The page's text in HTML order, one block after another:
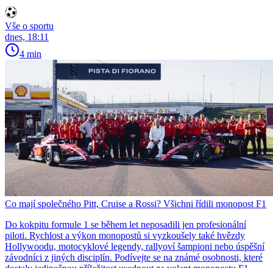
Vše o sportu
dnes, 18:11
4 min
Co mají společného Pitt, Cruise a Rossi? Všichni řídili monopost F1
Do kokpitu formule 1 se během let neposadili jen profesionální
piloti. Rychlost a výkon monopostů si vyzkoušely také hvězdy
Hollywoodu, motocyklové legendy, rallyoví šampioni nebo úspěšní
závodníci z jiných disciplín. Podívejte se na známé osobnosti, které